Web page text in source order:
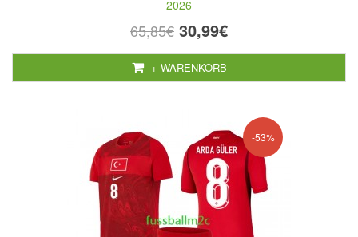
2026
65,85€ 30,99€
+ WARENKORB
-53%